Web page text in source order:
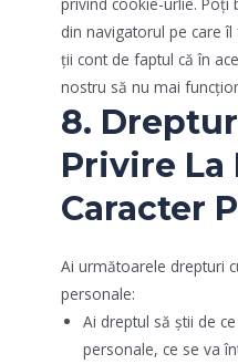
din navigatorul pe care
ții cont de faptul că în
nostru să nu mai
8.
Privire La
Caracter
Ai următoarele drepturi
personale:
Ai dreptul să știi de
personale, ce se va